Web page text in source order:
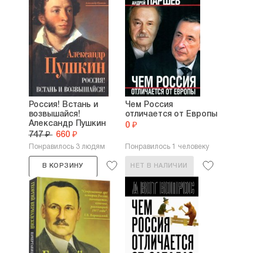
Россия! Встань и
возвышайся!
Александр Пушкин
747 ₽ 660 ₽
Понравилось 3 людям
В КОРЗИНУ
Чем Россия
отличается от Европы
0 ₽
Понравилось 1 человеку
НЕТ В НАЛИЧИИ